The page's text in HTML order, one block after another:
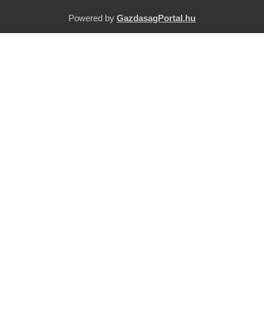
Powered by GazdasagPortal.hu